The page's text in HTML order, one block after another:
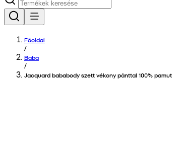
Főoldal
/
Baba
/
Jacquard bababody szett vékony pánttal 100% pamut